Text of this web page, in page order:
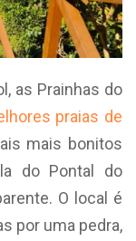
as Prainhas do
praias de
mais bonitos
do Pontal do
O local é
por uma pedra,